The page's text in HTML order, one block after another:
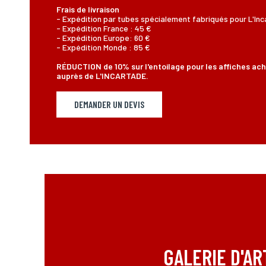
Frais de livraison
- Expédition par tubes spécialement fabriqués pour
- Expédition France : 45 €
- Expédition Europe: 60 €
- Expédition Monde : 85 €
RÉDUCTION de 10% sur l'entoilage pour les affiches
auprès de L'INCARTADE.
DEMANDER UN DEVIS
GALERIE